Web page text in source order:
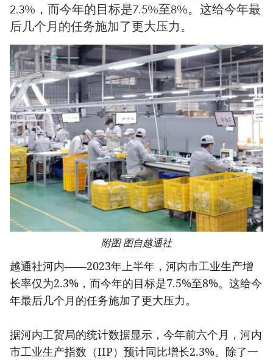
2.3%，而今年的目标是7.5%至8%。这给今年最
后几个月的任务施加了更大压力。
附图 图自越通社
越通社河内——2023年上半年，河内市工业生产增
长率仅为2.3%，而今年的目标是7.5%至8%。这给今
年最后几个月的任务施加了更大压力。
据河内工贸局的统计数据显示，今年前六个月，河内
市工业生产指数（IIP）预计同比增长2.3%。除了一